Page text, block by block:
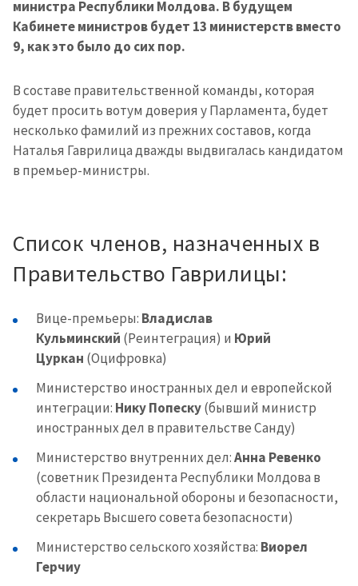
министра Республики Молдова. В будущем
Кабинете министров будет 13 министерств вместо
9, как это было до сих пор.
В составе правительственной команды, которая
будет просить вотум доверия у Парламента, будет
несколько фамилий из прежних составов, когда
Наталья Гаврилица дважды выдвигалась кандидатом
в премьер-министры.
Список членов, назначенных в
Правительство Гаврилицы:
Вице-премьеры: Владислав
Кульминский (Реинтеграция) и Юрий
Цуркан (Оцифровка)
Министерство иностранных дел и европейской
интеграции: Нику Попеску(бывший министр
иностранных дел в правительстве Санду)
Министерство внутренних дел:Анна Ревенко
(советник Президента Республики Молдова в
области национальной обороны и безопасности,
секретарь Высшего совета безопасности)
Министерство сельского хозяйства: Виорел
Герчиу